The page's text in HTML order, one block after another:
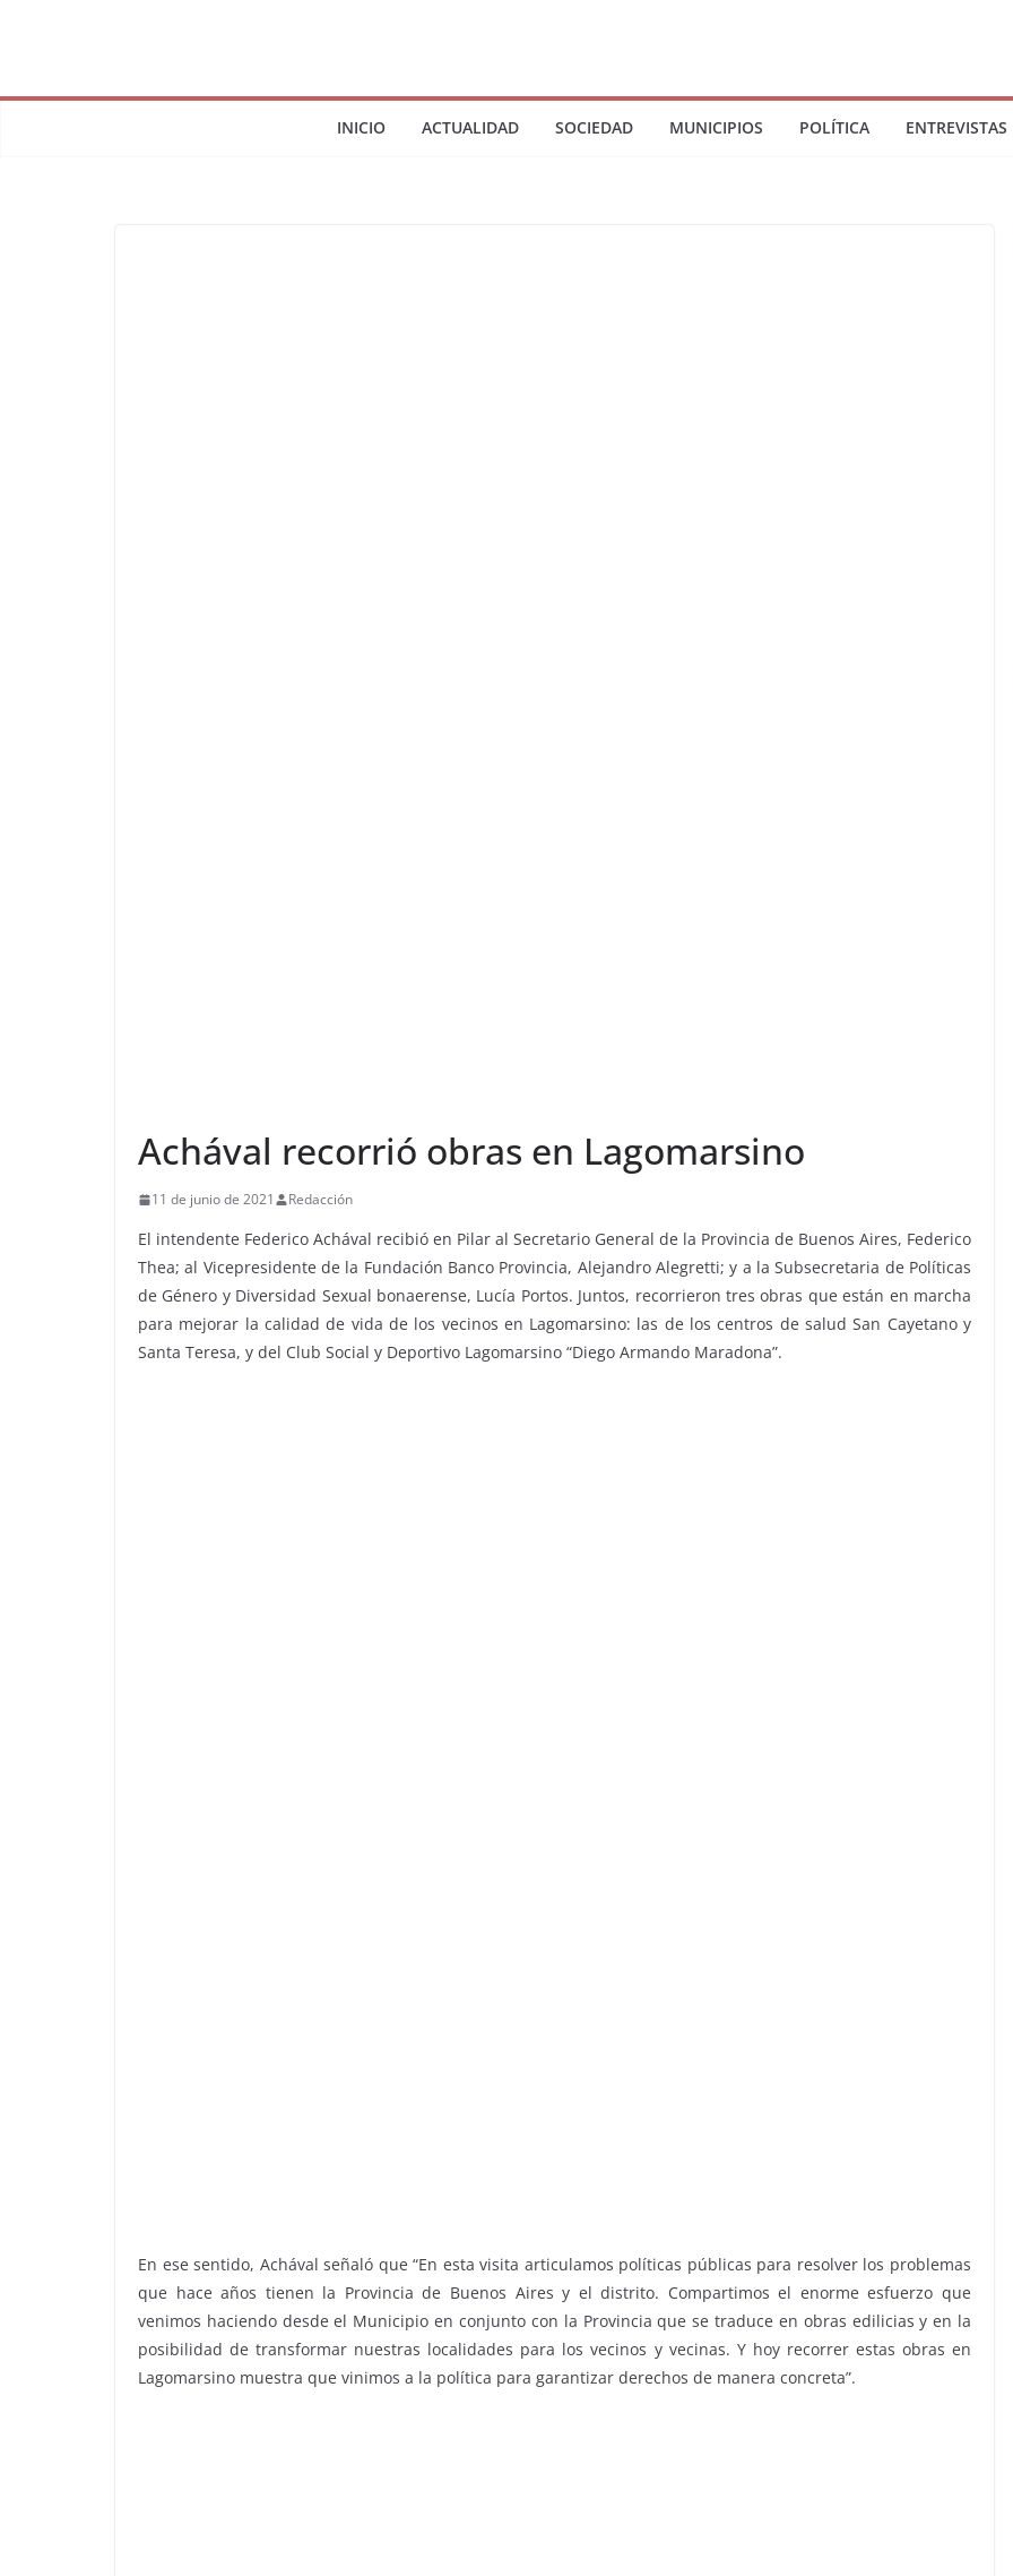
INICIO ACTUALIDAD SOCIEDAD MUNICIPIOS POLÍTICA ENTREVISTAS
Achával recorrió obras en Lagomarsino
11 de junio de 2021 Redacción
El intendente Federico Achával recibió en Pilar al Secretario General de la Provincia de Buenos Aires, Federico
Thea; al Vicepresidente de la Fundación Banco Provincia, Alejandro Alegretti; y a la Subsecretaria de Políticas
de Género y Diversidad Sexual bonaerense, Lucía Portos. Juntos, recorrieron tres obras que están en marcha
para mejorar la calidad de vida de los vecinos en Lagomarsino: las de los centros de salud San Cayetano y
Santa Teresa, y del Club Social y Deportivo Lagomarsino “Diego Armando Maradona”.
En ese sentido, Achával señaló que “En esta visita articulamos políticas públicas para resolver los problemas
que hace años tienen la Provincia de Buenos Aires y el distrito. Compartimos el enorme esfuerzo que
venimos haciendo desde el Municipio en conjunto con la Provincia que se traduce en obras edilicias y en la
posibilidad de transformar nuestras localidades para los vecinos y vecinas. Y hoy recorrer estas obras en
Lagomarsino muestra que vinimos a la política para garantizar derechos de manera concreta”.